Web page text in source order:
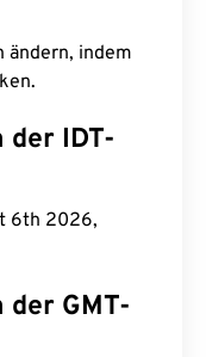
ändern, indem
IDT-
6th 2026,
GMT-